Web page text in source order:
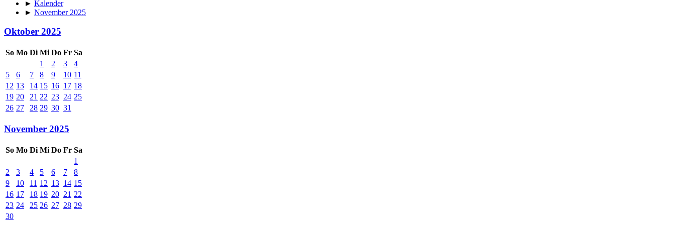
► Kalender
► November 2025
Oktober 2025
So Mo Di Mi Do Fr Sa
1
2 3
4
5
6 7 8 9 10 11
12 13 14 15 16 17 18
19 20 21 22 23 24 25
26 27 28 29 30 31
November 2025
So Mo Di Mi Do Fr Sa
1
2
3 4 5 6 7
8
9
10 11 12 13 14 15
16 17 18 19 20 21 22
23 24 25 26 27 28 29
30